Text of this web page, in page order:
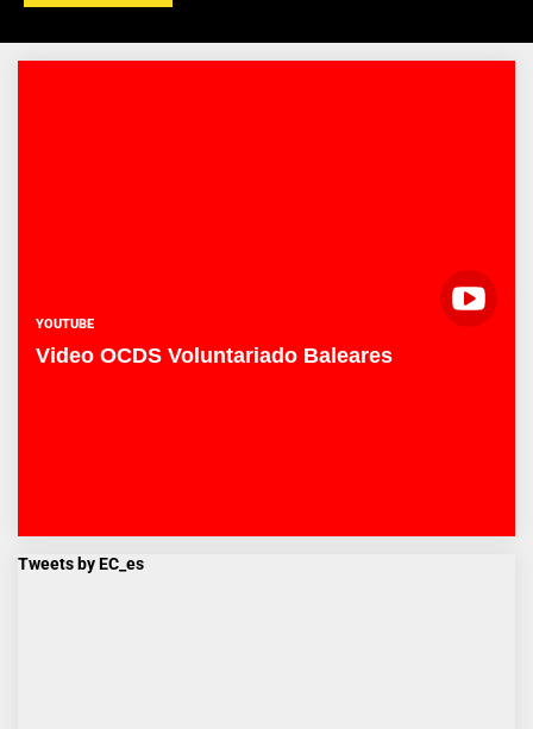
YOUTUBE
Video OCDS Voluntariado Baleares
Tweets by EC_es